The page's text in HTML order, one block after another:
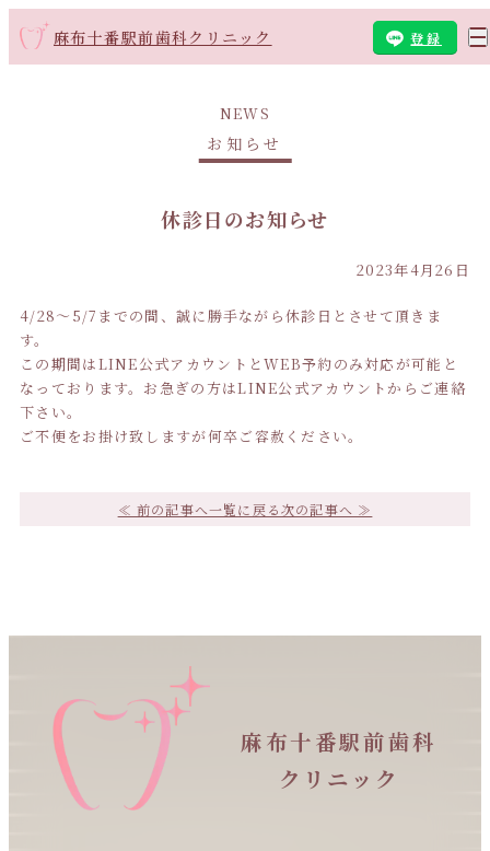
麻布十番駅前歯科クリニック 登録
NEWS
お知らせ
休診日のお知らせ
2023年4月26日
4/28〜5/7までの間、誠に勝手ながら休診日とさせて頂きま
す。
この期間はLINE公式アカウントとWEB予約のみ対応が可能と
なっております。お急ぎの方はLINE公式アカウントからご連絡
下さい。
ご不便をお掛け致しますが何卒ご容赦ください。
≪ 前の記事へ一覧に戻る次の記事へ ≫
麻布十番駅前歯科
クリニック